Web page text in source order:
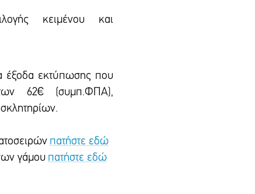
κειμένου και
έξοδα εκτύπωσης που
62€ (συμπ.ΦΠΑ),
πατήστε εδώ
γάμου πατήστε εδώ